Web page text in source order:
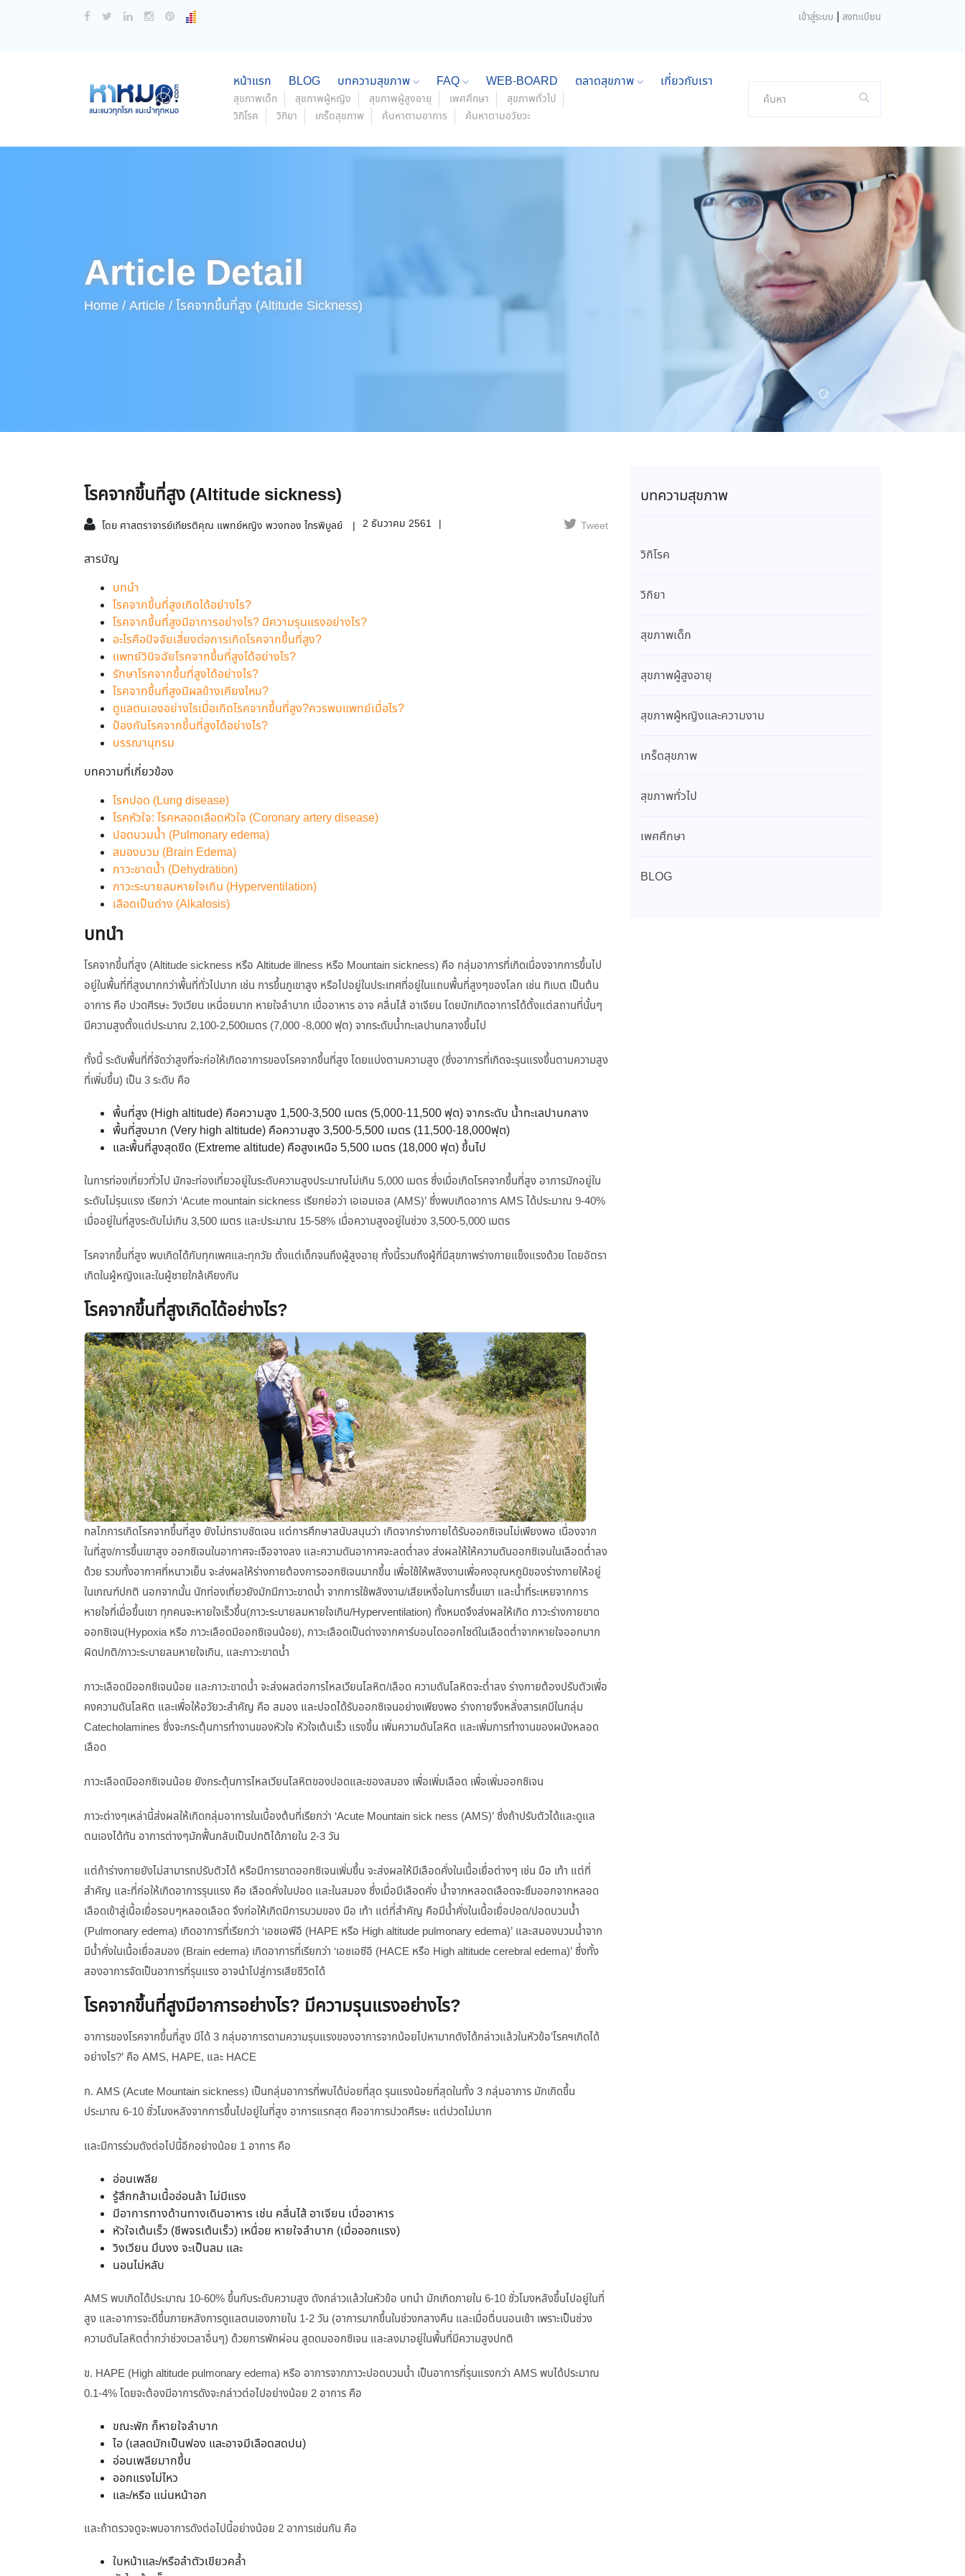
เข้าสู่ระบบ | ลงทะเบียน
หน้าแรก BLOG บทความสุขภาพ FAQ WEB-BOARD ตลาดสุขภาพ เกี่ยวกับเรา
สุขภาพเด็ก สุขภาพผู้หญิง สุขภาพผู้สูงอายุ เพศศึกษา
สุขภาพทั่วไป
วิกิโรค
วิกิยา เกร็ดสุขภาพ ค้นหาตามอาการ ค้นหาตามอวัยวะ
Article Detail
Home /Article /โรคจากขึ้นที่สูง (Altitude Sickness)
โรคจากขึ้นที่สูง (Altitude sickness)
โดย ศาสตราจารย์เกียรติคุณ แพทย์หญิง พวงทอง ไกรพิบูลย์ 2 ธันวาคม 2561 Tweet
สารบัญ
บทนำ
โรคจากขึ้นที่สูงเกิดได้อย่างไร?
โรคจากขึ้นที่สูงมีอาการอย่างไร? มีความรุนแรงอย่างไร?
อะไรคือปัจจัยเสี่ยงต่อการเกิดโรคจากขึ้นที่สูง?
แพทย์วินิจฉัยโรคจากขึ้นที่สูงได้อย่างไร?
รักษาโรคจากขึ้นที่สูงได้อย่างไร?
โรคจากขึ้นที่สูงมีผลข้างเคียงไหม?
ดูแลตนเองอย่างไรเมื่อเกิดโรคจากขึ้นที่สูง?ควรพบแพทย์เมื่อไร?
ป้องกันโรคจากขึ้นที่สูงได้อย่างไร?
บรรณานุกรม
บทความที่เกี่ยวข้อง
โรคปอด (Lung disease)
โรคหัวใจ: โรคหลอดเลือดหัวใจ (Coronary artery disease)
ปอดบวมน้ำ (Pulmonary edema)
สมองบวม (Brain Edema)
ภาวะขาดน้ำ (Dehydration)
ภาวะระบายลมหายใจเกิน (Hyperventilation)
เลือดเป็นด่าง (Alkalosis)
บทนำ
โรคจากขึ้นที่สูง (Altitude sickness หรือ Altitude illness หรือ Mountain sickness) คือ กลุ่มอาการที่เกิดเนื่องจากการขึ้นไป
อยู่ในพื้นที่ที่สูงมากกว่าพื้นที่ทั่วไปมาก เช่น การขึ้นภูเขาสูง หรือไปอยู่ในประเทศที่อยู่ในแถบพื้นที่สูงๆของโลก เช่น ทิเบต เป็นต้น
อาการ คือ ปวดศีรษะ วิงเวียน เหนื่อยมาก หายใจลำบาก เบื่ออาหาร อาจ คลื่นไส้ อาเจียน โดยมักเกิดอาการได้ตั้งแต่สถานที่นั้นๆ
มีความสูงตั้งแต่ประมาณ 2,100-2,500เมตร (7,000 -8,000 ฟุต) จากระดับน้ำทะเลปานกลางขึ้นไป
ทั้งนี้ ระดับพื้นที่ที่จัดว่าสูงที่จะก่อให้เกิดอาการของโรคจากขึ้นที่สูง โดยแบ่งตามความสูง (ซึ่งอาการที่เกิดจะรุนแรงขึ้นตามความสูง
ที่เพิ่มขึ้น) เป็น 3 ระดับ คือ
พื้นที่สูง (High altitude) คือความสูง 1,500-3,500 เมตร (5,000-11,500 ฟุต) จากระดับ น้ำทะเลปานกลาง
พื้นที่สูงมาก (Very high altitude) คือความสูง 3,500-5,500 เมตร (11,500-18,000ฟุต)
และพื้นที่สูงสุดขีด (Extreme altitude) คือสูงเหนือ 5,500 เมตร (18,000 ฟุต) ขึ้นไป
ในการท่องเที่ยวทั่วไป มักจะท่องเที่ยวอยู่ในระดับความสูงประมาณไม่เกิน 5,000 เมตร ซึ่งเมื่อเกิดโรคจากขึ้นที่สูง อาการมักอยู่ใน
ระดับไม่รุนแรง เรียกว่า ‘Acute mountain sickness เรียกย่อว่า เอเอมเอส (AMS)’ ซึ่งพบเกิดอาการ AMS ได้ประมาณ 9-40%
เมื่ออยู่ในที่สูงระดับไม่เกิน 3,500 เมตร และประมาณ 15-58% เมื่อความสูงอยู่ในช่วง 3,500-5,000 เมตร
โรคจากขึ้นที่สูง พบเกิดได้กับทุกเพศและทุกวัย ตั้งแต่เด็กจนถึงผู้สูงอายุ ทั้งนี้รวมถึงผู้ที่มีสุขภาพร่างกายแข็งแรงด้วย โดยอัตรา
เกิดในผู้หญิงและในผู้ชายใกล้เคียงกัน
โรคจากขึ้นที่สูงเกิดได้อย่างไร?
กลไกการเกิดโรคจากขึ้นที่สูง ยังไม่ทราบชัดเจน แต่การศึกษาสนับสนุนว่า เกิดจากร่างกายได้รับออกซิเจนไม่เพียงพอ เนื่องจาก
ในที่สูง/การขึ้นเขาสูง ออกซิเจนในอากาศจะเจือจางลง และความดันอากาศจะลดต่ำลง ส่งผลให้ให้ความดันออกซิเจนในเลือดต่ำลง
ด้วย รวมทั้งอากาศที่หนาวเย็น จะส่งผลให้ร่างกายต้องการออกซิเจนมากขึ้น เพื่อใช้ให้พลังงานเพื่อคงอุณหภูมิของร่างกายให้อยู่
ในเกณฑ์ปกติ นอกจากนั้น นักท่องเที่ยวยังมักมีภาวะขาดน้ำ จากการใช้พลังงาน/เสียเหงื่อในการขึ้นเขา และน้ำที่ระเหยจากการ
หายใจที่เมื่อขึ้นเขา ทุกคนจะหายใจเร็วขึ้น(ภาวะระบายลมหายใจเกิน/Hyperventilation) ทั้งหมดจึงส่งผลให้เกิด ภาวะร่างกายขาด
ออกซิเจน(Hypoxia หรือ ภาวะเลือดมีออกซิเจนน้อย), ภาวะเลือดเป็นด่างจากคาร์บอนไดออกไซด์ในเลือดต่ำจากหายใจออกมาก
ผิดปกติ/ภาวะระบายลมหายใจเกิน, และภาวะขาดน้ำ
ภาวะเลือดมีออกซิเจนน้อย และภาวะขาดน้ำ จะส่งผลต่อการไหลเวียนโลหิต/เลือด ความดันโลหิตจะต่ำลง ร่างกายต้องปรับตัวเพื่อ
คงความดันโลหิต และเพื่อให้อวัยวะสำคัญ คือ สมอง และปอดได้รับออกซิเจนอย่างเพียงพอ ร่างกายจึงหลั่งสารเคมีในกลุ่ม
Catecholamines ซึ่งจะกระตุ้นการทำงานของหัวใจ หัวใจเต้นเร็ว แรงขึ้น เพิ่มความดันโลหิต และเพิ่มการทำงานของผนังหลอด
เลือด
ภาวะเลือดมีออกซิเจนน้อย ยังกระตุ้นการไหลเวียนโลหิตของปอดและของสมอง เพื่อเพิ่มเลือด เพื่อเพิ่มออกซิเจน
ภาวะต่างๆเหล่านี้ส่งผลให้เกิดกลุ่มอาการในเบื้องต้นที่เรียกว่า ‘Acute Mountain sick ness (AMS)’ ซึ่งถ้าปรับตัวได้และดูแล
ตนเองได้ทัน อาการต่างๆมักฟื้นกลับเป็นปกติได้ภายใน 2-3 วัน
แต่ถ้าร่างกายยังไม่สามารถปรับตัวได้ หรือมีการขาดออกซิเจนเพิ่มขึ้น จะส่งผลให้มีเลือดคั่งในเนื้อเยื่อต่างๆ เช่น มือ เท้า แต่ที่
สำคัญ และที่ก่อให้เกิดอาการรุนแรง คือ เลือดคั่งในปอด และในสมอง ซึ่งเมื่อมีเลือดคั่ง น้ำจากหลอดเลือดจะซึมออกจากหลอด
เลือดเข้าสู่เนื้อเยื่อรอบๆหลอดเลือด จึงก่อให้เกิดมีการบวมของ มือ เท้า แต่ที่สำคัญ คือมีน้ำคั่งในเนื้อเยื่อปอด/ปอดบวมน้ำ
(Pulmonary edema) เกิดอาการที่เรียกว่า ‘เอชเอพีอี (HAPE หรือ High altitude pulmonary edema)’ และสมองบวมน้ำจาก
มีน้ำคั่งในเนื้อเยื่อสมอง (Brain edema) เกิดอาการที่เรียกว่า ‘เอชเอซีอี (HACE หรือ High altitude cerebral edema)’ ซึ่งทั้ง
สองอาการจัดเป็นอาการที่รุนแรง อาจนำไปสู่การเสียชีวิตได้
โรคจากขึ้นที่สูงมีอาการอย่างไร? มีความรุนแรงอย่างไร?
อาการของโรคจากขึ้นที่สูง มีได้ 3 กลุ่มอาการตามความรุนแรงของอาการจากน้อยไปหามากดังได้กล่าวแล้วในหัวข้อ’โรคฯเกิดได้
อย่างไร?’ คือ AMS, HAPE, และ HACE
ก. AMS (Acute Mountain sickness) เป็นกลุ่มอาการที่พบได้บ่อยที่สุด รุนแรงน้อยที่สุดในทั้ง 3 กลุ่มอาการ มักเกิดขึ้น
ประมาณ 6-10 ชั่วโมงหลังจากการขึ้นไปอยู่ในที่สูง อาการแรกสุด คืออาการปวดศีรษะ แต่ปวดไม่มาก
และมีการร่วมดังต่อไปนี้อีกอย่างน้อย 1 อาการ คือ
อ่อนเพลีย
รู้สึกกล้ามเนื้ออ่อนล้า ไม่มีแรง
มีอาการทางด้านทางเดินอาหาร เช่น คลื่นไส้ อาเจียน เบื่ออาหาร
หัวใจเต้นเร็ว (ชีพจรเต้นเร็ว) เหนื่อย หายใจลำบาก (เมื่อออกแรง)
วิงเวียน มึนงง จะเป็นลม และ
นอนไม่หลับ
AMS พบเกิดได้ประมาณ 10-60% ขึ้นกับระดับความสูง ดังกล่าวแล้วในหัวข้อ บทนำ มักเกิดภายใน 6-10 ชั่วโมงหลังขึ้นไปอยู่ในที่
สูง และอาการจะดีขึ้นภายหลังการดูแลตนเองภายใน 1-2 วัน (อาการมากขึ้นในช่วงกลางคืน และเมื่อตื่นนอนเช้า เพราะเป็นช่วง
ความดันโลหิตต่ำกว่าช่วงเวลาอื่นๆ) ด้วยการพักผ่อน สูดดมออกซิเจน และลงมาอยู่ในพื้นที่มีความสูงปกติ
ข. HAPE (High altitude pulmonary edema) หรือ อาการจากภาวะปอดบวมน้ำ เป็นอาการที่รุนแรงกว่า AMS พบได้ประมาณ
0.1-4% โดยจะต้องมีอาการดังจะกล่าวต่อไปอย่างน้อย 2 อาการ คือ
ขณะพัก ก็หายใจลำบาก
ไอ (เสลดมักเป็นฟอง และอาจมีเลือดสดปน)
อ่อนเพลียมากขึ้น
ออกแรงไม่ไหว
และ/หรือ แน่นหน้าอก
และถ้าตรวจดูจะพบอาการดังต่อไปนี้อย่างน้อย 2 อาการเช่นกัน คือ
ใบหน้าและ/หรือลำตัวเขียวคล้ำ
บทความสุขภาพ
วิกิโรค
วิกิยา
สุขภาพเด็ก
สุขภาพผู้สูงอายุ
สุขภาพผู้หญิงและความงาม
เกร็ดสุขภาพ
สุขภาพทั่วไป
เพศศึกษา
BLOG